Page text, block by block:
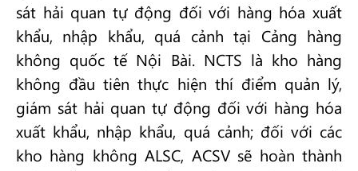
sát hải quan tự động đối với hàng hóa xuất
khẩu, nhập khẩu, quá cảnh tại Cảng hàng
không quốc tế Nội Bài. NCTS là kho hàng
không đầu tiên thực hiện thí điểm quản lý,
giám sát hải quan tự động đối với hàng hóa
xuất khẩu, nhập khẩu, quá cảnh; đối với các
kho hàng không ALSC, ACSV sẽ hoàn thành